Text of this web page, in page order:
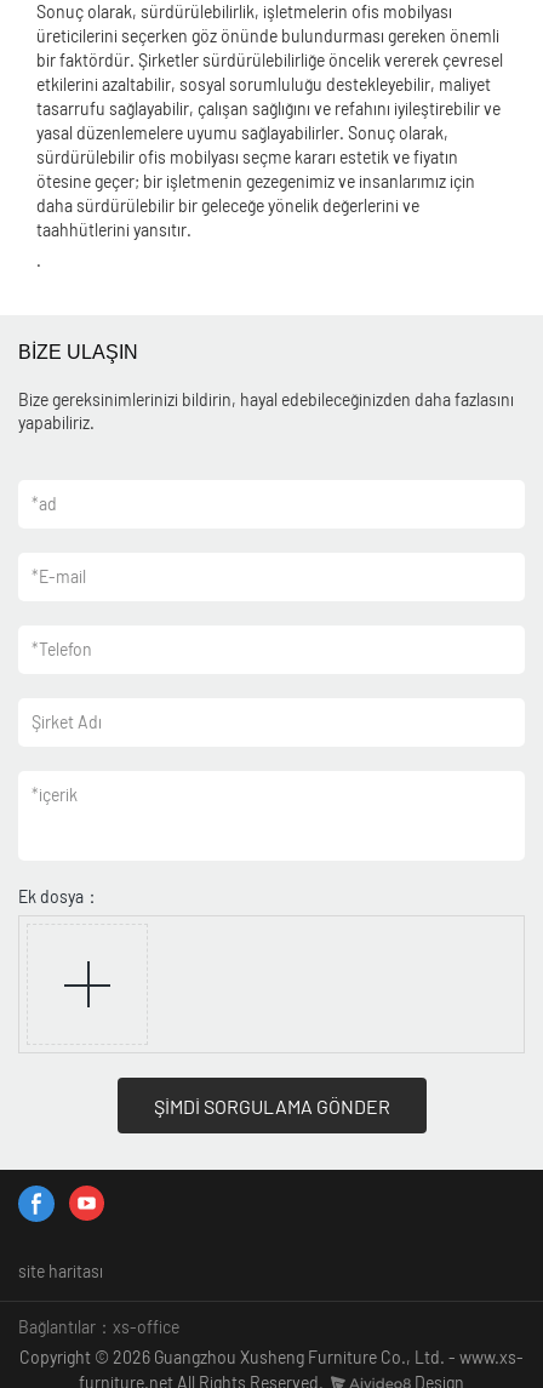
Sonuç olarak, sürdürülebilirlik, işletmelerin ofis mobilyası
üreticilerini seçerken göz önünde bulundurması gereken önemli
bir faktördür. Şirketler sürdürülebilirliğe öncelik vererek çevresel
etkilerini azaltabilir, sosyal sorumluluğu destekleyebilir, maliyet
tasarrufu sağlayabilir, çalışan sağlığını ve refahını iyileştirebilir ve
yasal düzenlemelere uyumu sağlayabilirler. Sonuç olarak,
sürdürülebilir ofis mobilyası seçme kararı estetik ve fiyatın
ötesine geçer; bir işletmenin gezegenimiz ve insanlarımız için
daha sürdürülebilir bir geleceğe yönelik değerlerini ve
taahhütlerini yansıtır.
.
BİZE ULAŞIN
Bize gereksinimlerinizi bildirin, hayal edebileceğinizden daha fazlasını
yapabiliriz.
*ad
*E-mail
*Telefon
Şirket Adı
*içerik
Ek dosya：
ŞİMDİ SORGULAMA GÖNDER
site haritası
Bağlantılar： xs-office
Copyright © 2026 Guangzhou Xusheng Furniture Co., Ltd. - www.xs-
furniture.net All Rights Reserved.
Design